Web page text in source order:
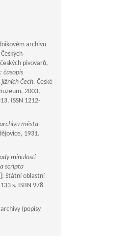
archivu
pivovarů,
časopis
Čech. České
2003,
. ISSN 1212-
města
1931.
minulosti -
scripta
Státní oblastní
s. ISBN 978-
(popisy